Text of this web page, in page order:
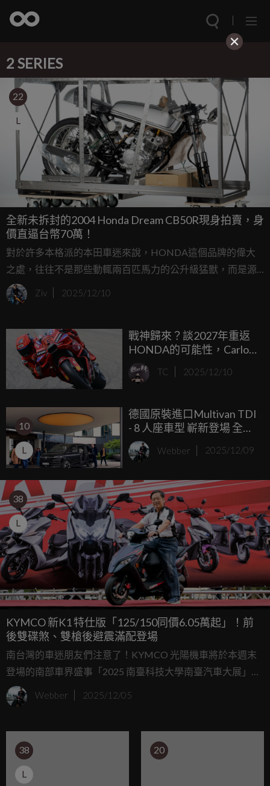
2 SERIES
22
L
全新未拆封的2004 Honda Dream CB50R現身拍賣，身
價直逼台幣70萬！
對於許多本格派的本田車迷來說，HONDA這個品牌的偉大
之處，往往不是那些動輒兩百匹馬力的公升級猛獸，而是源
自於上個世紀60年代，那些在小排氣量賽事中以極致工藝輾
壓對手的精密機械。最近在國知名拍賣網站Iconic
躺在原廠木箱內、從未落地的2004年Honda Dream CB50R，
這輛車目前位於比利時，正在等待一位口袋夠深且充滿本田
魂的買家帶它回家。
Ziv 2025/12/10
戰神歸來？談2027年重返
HONDA的可能性，Carlo
Pernat：Marc Marquez不
會拒絕HONDA的報價！
TC 2025/12/10
10
L
德國原裝進口Multivan TDI
- 8 人座車型 嶄新登場 全新
年式IQ.Drive科技再升級
210 萬元起開啟大格局
Webber 2025/12/09
38
L
KYMCO 新K1 特仕版「125/150同價6.05萬起」！前
後雙碟煞、雙槍後避震滿配登場
南台灣的車迷朋友們注意了！KYMCO 光陽機車將於本週末
登場的南部車界盛事「2025 南臺科技大學南臺汽車大展」
中，首發亮相全新的國民旗艦——「新 K1 特仕版」。這款以
「超級英雄」為形象的熱銷車款，本次改款誠意十足，不僅
通勤車市場。想要一睹實車風采的車友，千萬別錯過本週末
的南台車展！
Webber 2025/12/05
38
L
20